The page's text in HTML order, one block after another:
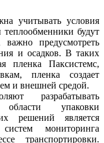
учитывать условия
будут
предусмотреть
и осадков. В таких
пленка Паксистемс,
пленка создает
и внешней средой.
разрабатывать
упаковки
решений является
систем мониторинга
транспортировки.